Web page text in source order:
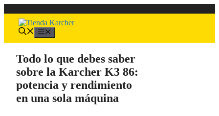
al
contenido
Todo lo que debes saber
sobre la Karcher K3 86:
potencia y rendimiento
en una sola máquina